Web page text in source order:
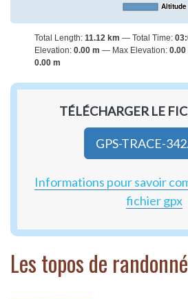
Altitude
Total Length: 11.12 km Total Time:
Elevation: 0.00 m Max Elevation: 0.00
0.00 m
TÉLÉCHARGER LE
GPS-TRACE-
Informations pour savoir
fichier gpx
Les topos de